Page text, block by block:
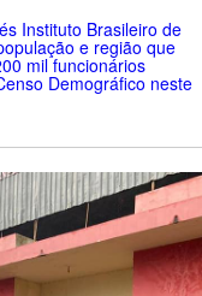
Instituto Brasileiro de
e região que
mil funcionários
Demográfico neste